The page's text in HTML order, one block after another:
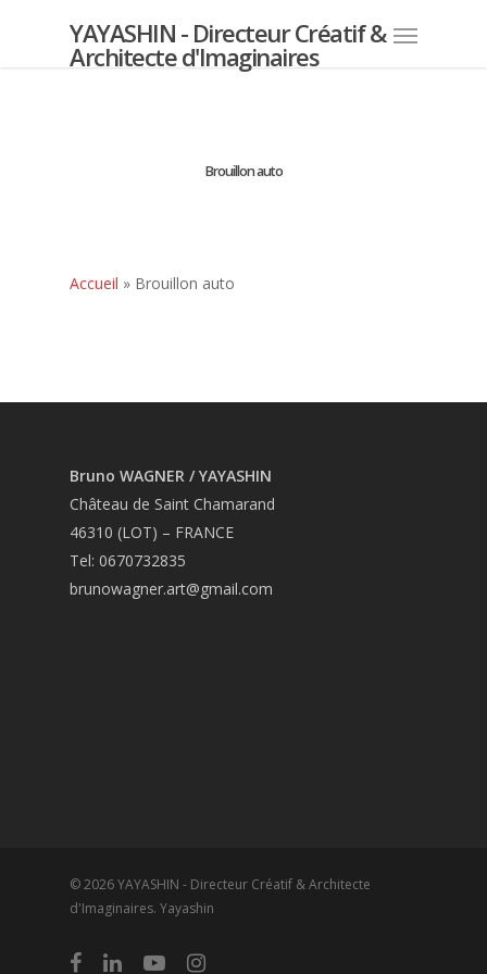
YAYASHIN - Directeur Créatif &
Architecte d'Imaginaires
Brouillon auto
Accueil » Brouillon auto
Bruno WAGNER / YAYASHIN
Château de Saint Chamarand
46310 (LOT) – FRANCE
Tel: 0670732835
brunowagner.art@gmail.com
© 2026 YAYASHIN - Directeur Créatif & Architecte
d'Imaginaires. Yayashin